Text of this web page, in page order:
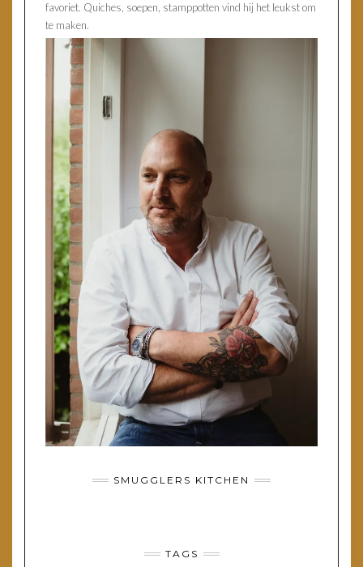
favoriet. Quiches, soepen, stamppotten vind hij het leukst om
te maken.
SMUGGLERS KITCHEN
TAGS